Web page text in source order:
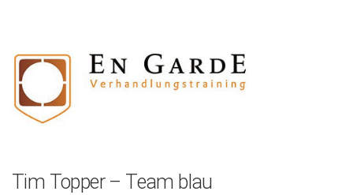
Tim Topper – Team blau